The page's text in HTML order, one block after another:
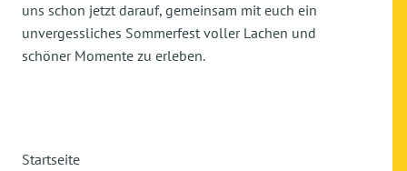
uns schon jetzt darauf, gemeinsam mit euch ein
unvergessliches Sommerfest voller Lachen und
schöner Momente zu erleben.
Startseite